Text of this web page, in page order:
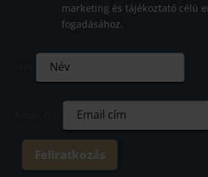
marketing és tájékoztató célú
fogadásához.
Feliratkozás